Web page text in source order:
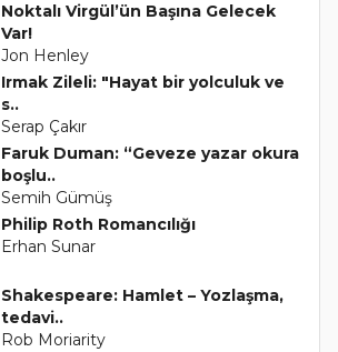
Noktalı Virgül’ün Başına Gelecek
Var!
Jon Henley
Irmak Zileli: "Hayat bir yolculuk ve
s..
Serap Çakır
Faruk Duman: “Geveze yazar okura
boşlu..
Semih Gümüş
Philip Roth Romancılığı
Erhan Sunar
Shakespeare: Hamlet – Yozlaşma,
tedavi..
Rob Moriarity